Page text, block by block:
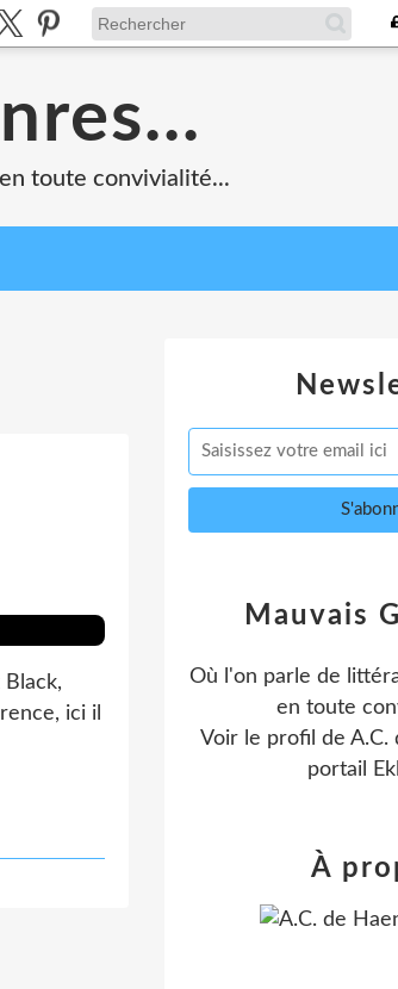
toute convivialité...
Black,
ici il
Mauvais
Où l'on parle de
en toute
Voir le profil de A.C.
portail
À